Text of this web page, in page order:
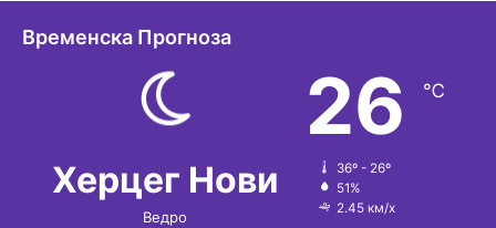
Временска Прогноза
Херцег Нови
Ведро
26 ℃
36º - 26º
51%
2.45 км/х